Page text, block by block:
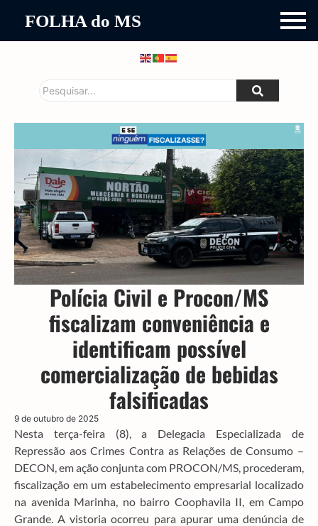
FOLHA do MS
Polícia Civil e Procon/MS
fiscalizam conveniência e
identificam possível
comercialização de bebidas
falsificadas
9 de outubro de 2025
Nesta terça-feira (8), a Delegacia Especializada de
Repressão aos Crimes Contra as Relações de Consumo –
DECON, em ação conjunta com PROCON/MS, procederam,
fiscalização em um estabelecimento empresarial localizado
na avenida Marinha, no bairro Coophavila II, em Campo
Grande. A vistoria ocorreu para apurar uma denúncia de